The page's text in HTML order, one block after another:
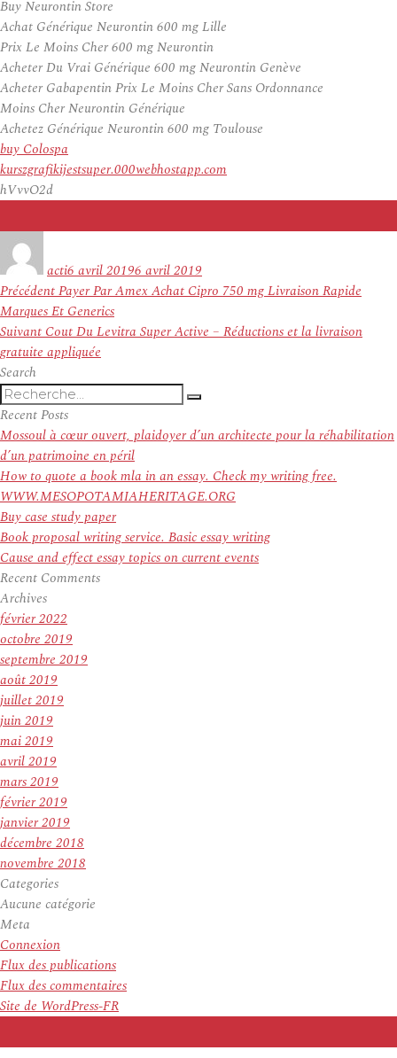
Buy Neurontin Store
Achat Générique Neurontin 600 mg Lille
Prix Le Moins Cher 600 mg Neurontin
Acheter Du Vrai Générique 600 mg Neurontin Genève
Acheter Gabapentin Prix Le Moins Cher Sans Ordonnance
Moins Cher Neurontin Générique
Achetez Générique Neurontin 600 mg Toulouse
buy Colospa
kurszgrafikijestsuper.000webhostapp.com
hVvvO2d
actile
6 avril 20196 avril 2019
Navigation
de
l’article
PrécédentArticle
précédent :
Payer Par Amex Achat Cipro 750 mg Livraison Rapide
Marques Et Generics
Suivant Article
suivant :
Cout Du Levitra Super Active – Réductions et la livraison
gratuite appliquée
Search
Recherche
pour
:
Recherche
Recent Posts
Mossoul à cœur ouvert, plaidoyer d’un architecte pour la réhabilitation
d’un patrimoine en péril
How to quote a book mla in an essay. Check my writing free.
WWW.MESOPOTAMIAHERITAGE.ORG
Buy case study paper
Book proposal writing service. Basic essay writing
Cause and effect essay topics on current events
Recent Comments
Archives
février 2022
octobre 2019
septembre 2019
août 2019
juillet 2019
juin 2019
mai 2019
avril 2019
mars 2019
février 2019
janvier 2019
décembre 2018
novembre 2018
Categories
Aucune catégorie
Meta
Connexion
Flux des publications
Flux des commentaires
Site de WordPress-FR